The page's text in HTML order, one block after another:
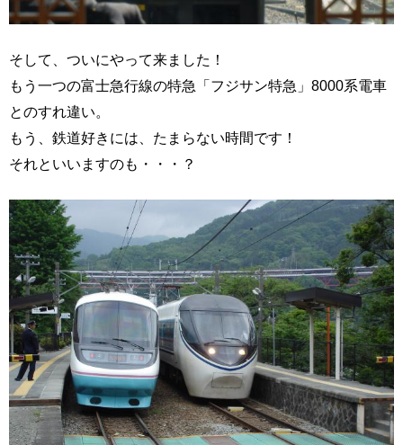
そして、ついにやって来ました！
もう一つの富士急行線の特急「フジサン特急」8000系電車
とのすれ違い。
もう、鉄道好きには、たまらない時間です！
それといいますのも・・・？